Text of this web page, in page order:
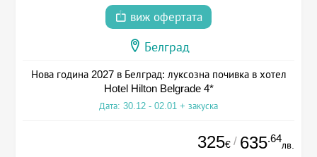
виж офертата
Белград
Нова година 2027 в Белград: луксозна почивка в хотел
Hotel Hilton Belgrade 4*
Дата: 30.12 - 02.01 + закуска
325€ / 635.64
лв.